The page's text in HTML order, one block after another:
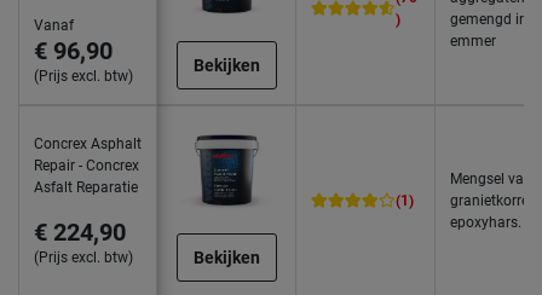
Vanaf
€ 96,90
(Prijs excl. btw)
Bekijken
)
gemengd in
emmer
Concrex Asphalt
Repair - Concrex
Asfalt Reparatie
€ 224,90
(Prijs excl. btw) Bekijken
(1)
Mengsel van
granietkorrels
epoxyhars.